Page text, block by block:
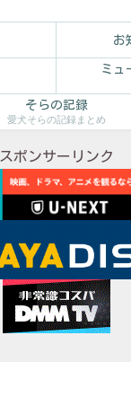
お
ミュ
そらの記録
愛犬そらの記録まとめ
スポンサーリンク